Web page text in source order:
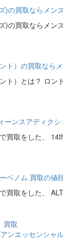
の買取ならメン
)の買取ならメン
ト）の買取なら
ト）とは？ ロ
ーンスアディク
買取をした、
ベノム 買取の
買取をした、
ンエッセンシャ